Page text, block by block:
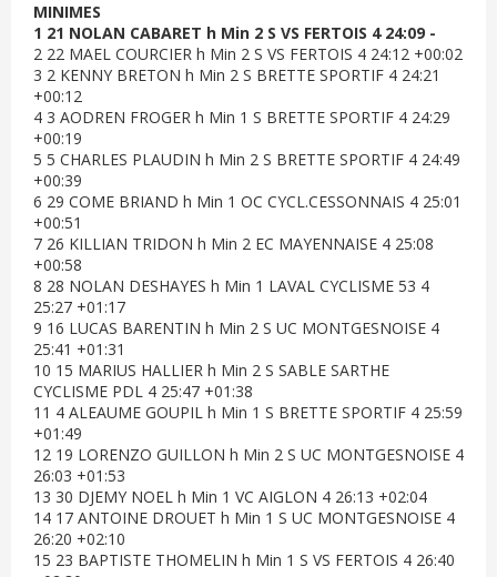
MINIMES
1 21 NOLAN CABARET h Min 2 S VS FERTOIS 4 24:09 -
2 22 MAEL COURCIER h Min 2 S VS FERTOIS 4 24:12 +00:02
3 2 KENNY BRETON h Min 2 S BRETTE SPORTIF 4 24:21
+00:12
4 3 AODREN FROGER h Min 1 S BRETTE SPORTIF 4 24:29
+00:19
5 5 CHARLES PLAUDIN h Min 2 S BRETTE SPORTIF 4 24:49
+00:39
6 29 COME BRIAND h Min 1 OC CYCL.CESSONNAIS 4 25:01
+00:51
7 26 KILLIAN TRIDON h Min 2 EC MAYENNAISE 4 25:08
+00:58
8 28 NOLAN DESHAYES h Min 1 LAVAL CYCLISME 53 4
25:27 +01:17
9 16 LUCAS BARENTIN h Min 2 S UC MONTGESNOISE 4
25:41 +01:31
10 15 MARIUS HALLIER h Min 2 S SABLE SARTHE
CYCLISME PDL 4 25:47 +01:38
11 4 ALEAUME GOUPIL h Min 1 S BRETTE SPORTIF 4 25:59
+01:49
12 19 LORENZO GUILLON h Min 2 S UC MONTGESNOISE 4
26:03 +01:53
13 30 DJEMY NOEL h Min 1 VC AIGLON 4 26:13 +02:04
14 17 ANTOINE DROUET h Min 1 S UC MONTGESNOISE 4
26:20 +02:10
15 23 BAPTISTE THOMELIN h Min 1 S VS FERTOIS 4 26:40